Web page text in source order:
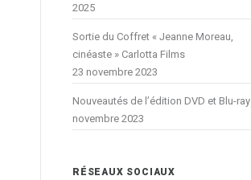
2025
Sortie du Coffret « Jeanne Moreau,
cinéaste » Carlotta Films
23 novembre 2023
Nouveautés de l’édition DVD et Blu-ray
novembre 2023
RÉSEAUX SOCIAUX